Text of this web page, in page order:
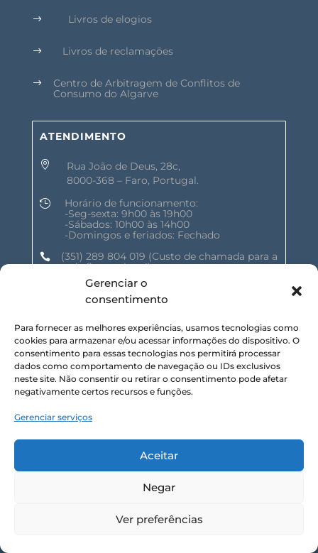
Gerenciar o
consentimento
Para fornecer as melhores experiências, usamos tecnologias como
cookies para armazenar e/ou acessar informações do dispositivo. O
consentimento para essas tecnologias nos permitirá processar
dados como comportamento de navegação ou IDs exclusivos
neste site. Não consentir ou retirar o consentimento pode afetar
negativamente certos recursos e funções.
Gerenciar serviços
Aceitar
Negar
Ver preferências
$ Livros de elogios
$ Livros de reclamações
$
Centro de Arbitragem de Conflitos de
Consumo do Algarve
ATENDIMENTO

Rua João de Deus, 28c,
8000-368 – Faro, Portugal.

Horário de funcionamento:
-Seg-sexta: 9h00 às 19h00
-Sábados: 10h00 às 14h00
-Domingos e feriados: Fechado
 (351) 289 804 019 (Custo de chamada para a
rede fixa nacional)
geral@shalomnature.com
SIGA-NOS NAS REDES SOCIAIS :
SUBSCREVA NOSSA NEWSLETTER :
SHALOM NATURE, LDA. © 2025 TODOS OS DIREITOS